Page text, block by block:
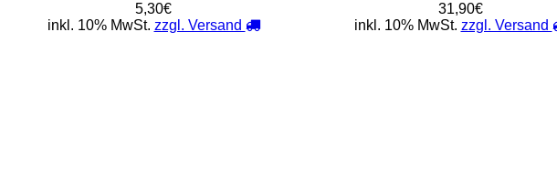
5,30€
inkl. 10% MwSt. zzgl. Versand
31,90€
inkl. 10% MwSt. zzgl. Versand